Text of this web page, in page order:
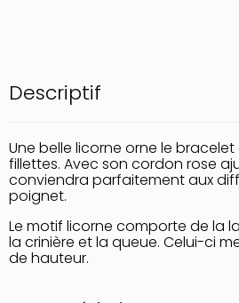
Descriptif
Une belle licorne orne le
fillettes. Avec son cordon rose
conviendra parfaitement aux
poignet.
Le motif licorne comporte de la
la crinière et la queue. Celui-ci
de hauteur.